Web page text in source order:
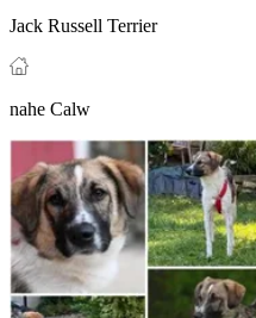
Jack Russell Terrier
nahe Calw